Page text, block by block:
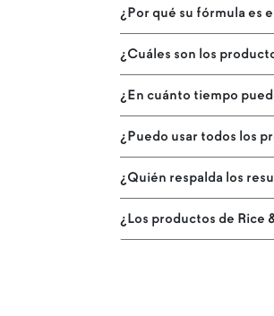
¿Por qué su fórmula es
¿Cuáles son los
¿En cuánto tiempo
¿Puedo usar todos los
¿Quién respalda los
¿Los productos de Rice